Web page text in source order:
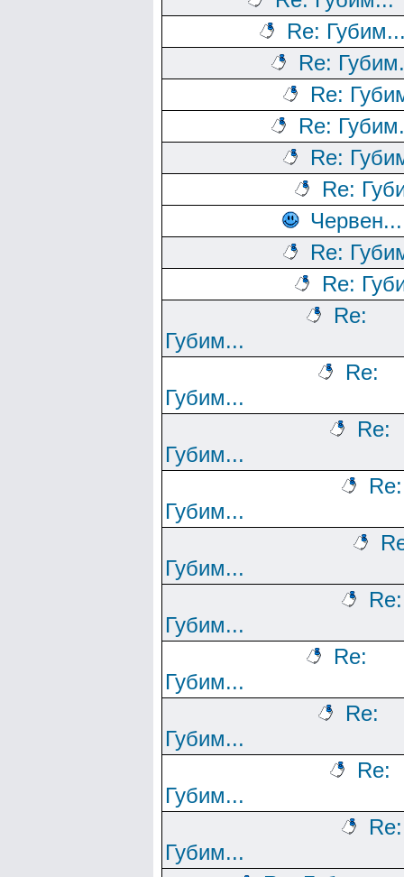
Re:
Re:
Re:
Re:
Re:
Re:
Червен...
Re:
Re:
Re:
Губим...
Re:
Губим...
Re:
Губим...
Re:
Губим...
Губим...
Re:
Губим...
Re:
Губим...
Re:
Губим...
Re:
Губим...
Re:
Губим...